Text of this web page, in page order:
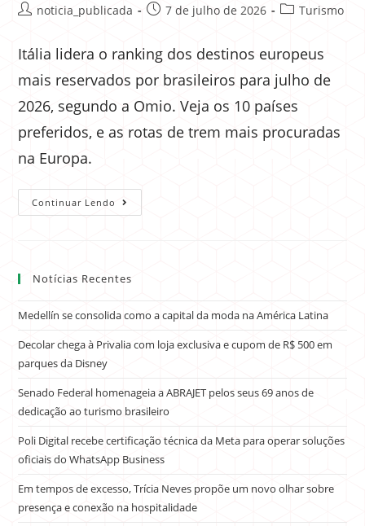
noticia_publicada 7 de julho de 2026 Turismo
Itália lidera o ranking dos destinos europeus
mais reservados por brasileiros para julho de
2026, segundo a Omio. Veja os 10 países
preferidos, e as rotas de trem mais procuradas
na Europa.
Continuar Lendo
Notícias Recentes
Medellín se consolida como a capital da moda na América Latina
Decolar chega à Privalia com loja exclusiva e cupom de R$ 500 em
parques da Disney
Senado Federal homenageia a ABRAJET pelos seus 69 anos de
dedicação ao turismo brasileiro
Poli Digital recebe certificação técnica da Meta para operar soluções
oficiais do WhatsApp Business
Em tempos de excesso, Trícia Neves propõe um novo olhar sobre
presença e conexão na hospitalidade